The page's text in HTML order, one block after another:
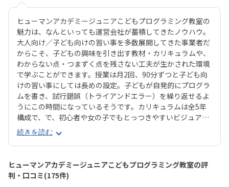
ヒューマンアカデミージュニアこどもプログラミング教室の
魅力は、なんといっても運営会社が蓄積してきたノウハウ。
大人向け／子ども向けの習い事を多数展開してきた事業者だ
からこそ、子どもの興味を引き出す教材・カリキュラムや、
わからない点・つまずく点を残さない工夫が生かされた環境
で学ぶことができます。授業は月2回、90分ずつと子ども向
けの習い事にしては長めの設定。子どもが自発的にプログラ
ムを書き、試行錯誤（トライアンドエラー）を繰り返せるよ
うにこの時間になっているそうです。カリキュラムは全5年
構成で、で、初心者や女の子でもとっつきやすいビジュアル
プログラミングツール「Scratch（スクラッチ）」から初め
て、エンジニアが実際に使用するプログラミング言語「Java
Script」までステップアップすることができます。ベーシッ
クコースではマウス操作など、パソコンの操作自体から学べ
るので、自宅でまったくパソコンをさわったことのないお子
さんでも戸惑うことなく授業に入っていけるでしょう。大学
続きを読む
ヒューマンアカデミージュニアこどもプログラミング教室の評
判・口コミ(175件)